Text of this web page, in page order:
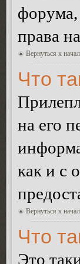
форума,
права
Вернуться к
Что
на его
как и с
Вернуться к
Что
Это